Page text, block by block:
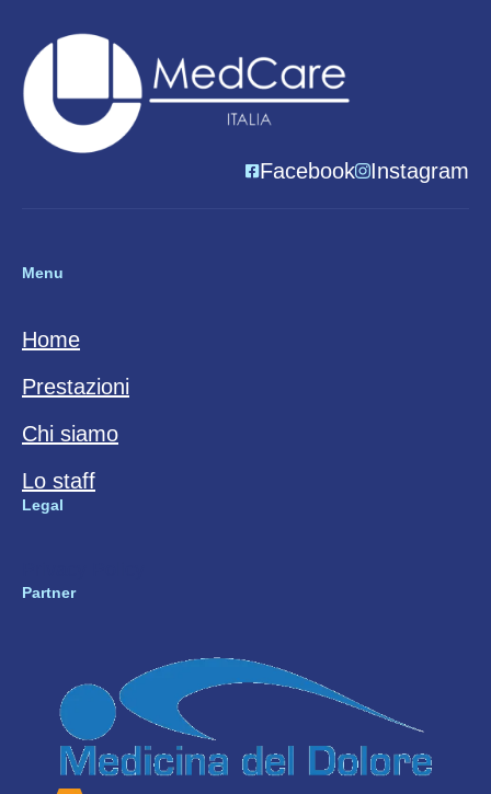
Facebook Instagram
Menu
Home
Prestazioni
Chi siamo
Lo staff
Legal
Partner